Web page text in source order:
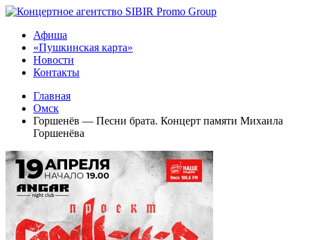
Афиша
«Пушкинская карта»
Новости
Контакты
Главная
Омск
Горшенёв — Песни брата. Концерт памяти Михаила
Горшенёва